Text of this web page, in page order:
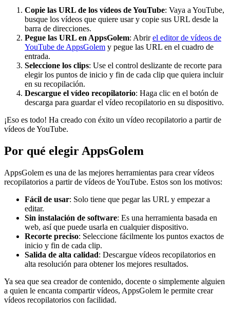
Copie las URL de los vídeos de YouTube: Vaya a YouTube,
busque los vídeos que quiere usar y copie sus URL desde la
barra de direcciones.
Pegue las URL en AppsGolem: Abrirel editor de vídeos de
YouTube de AppsGolem y pegue las URL en el cuadro de
entrada.
Seleccione los clips: Use el control deslizante de recorte para
elegir los puntos de inicio y fin de cada clip que quiera incluir
en su recopilación.
Descargue el vídeo recopilatorio: Haga clic en el botón de
descarga para guardar el vídeo recopilatorio en su dispositivo.
¡Eso es todo! Ha creado con éxito un vídeo recopilatorio a partir de
vídeos de YouTube.
Por qué elegir AppsGolem
AppsGolem es una de las mejores herramientas para crear vídeos
recopilatorios a partir de vídeos de YouTube. Estos son los motivos:
Fácil de usar: Solo tiene que pegar las URL y empezar a
editar.
Sin instalación de software: Es una herramienta basada en
web, así que puede usarla en cualquier dispositivo.
Recorte preciso: Seleccione fácilmente los puntos exactos de
inicio y fin de cada clip.
Salida de alta calidad: Descargue vídeos recopilatorios en
alta resolución para obtener los mejores resultados.
Ya sea que sea creador de contenido, docente o simplemente alguien
a quien le encanta compartir vídeos, AppsGolem le permite crear
vídeos recopilatorios con facilidad.